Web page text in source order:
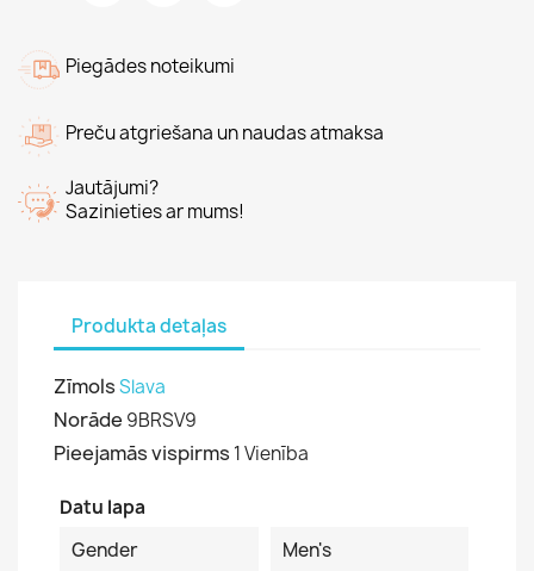
Piegādes noteikumi
Preču atgriešana un naudas atmaksa
Jautājumi?
Sazinieties ar mums!
Produkta detaļas
ZīmolsSlava
Norāde 9BRSV9
Pieejamās vispirms 1 Vienība
Datu lapa
Gender
Men's